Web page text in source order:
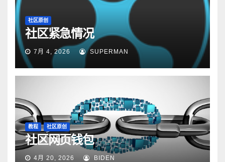
社区原创
社区紧急情况
7月 4, 2026 SUPERMAN
教程 社区原创
社区网页钱包
4月 20, 2026 BIDEN